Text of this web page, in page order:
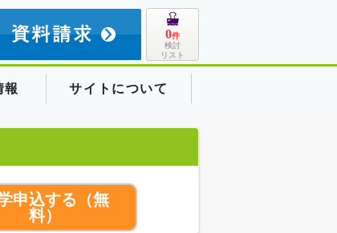
0件
検討
リスト
報 サイトについて
申込する （無
料）